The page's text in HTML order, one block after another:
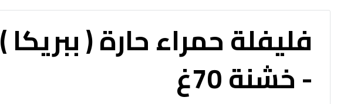
فليفلة حمراء حارة ( ببريكا )
- خشنة 70غ